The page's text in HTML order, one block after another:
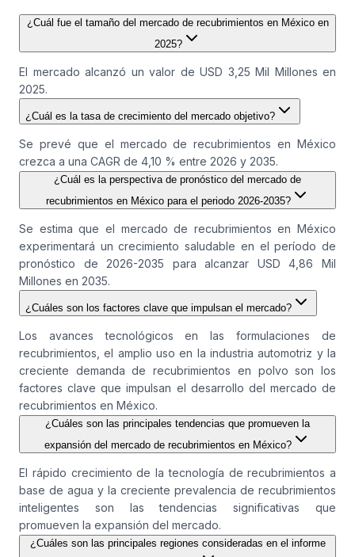
¿Cuál fue el tamaño del mercado de recubrimientos en México en
2025?
El mercado alcanzó un valor de USD 3,25 Mil Millones en
2025.
¿Cuál es la tasa de crecimiento del mercado objetivo?
Se prevé que el mercado de recubrimientos en México
crezca a una CAGR de 4,10 % entre 2026 y 2035.
¿Cuál es la perspectiva de pronóstico del mercado de
recubrimientos en México para el periodo 2026-2035?
Se estima que el mercado de recubrimientos en México
experimentará un crecimiento saludable en el período de
pronóstico de 2026-2035 para alcanzar USD 4,86 Mil
Millones en 2035.
¿Cuáles son los factores clave que impulsan el mercado?
Los avances tecnológicos en las formulaciones de
recubrimientos, el amplio uso en la industria automotriz y la
creciente demanda de recubrimientos en polvo son los
factores clave que impulsan el desarrollo del mercado de
recubrimientos en México.
¿Cuáles son las principales tendencias que promueven la
expansión del mercado de recubrimientos en México?
El rápido crecimiento de la tecnología de recubrimientos a
base de agua y la creciente prevalencia de recubrimientos
inteligentes son las tendencias significativas que
promueven la expansión del mercado.
¿Cuáles son las principales regiones consideradas en el informe